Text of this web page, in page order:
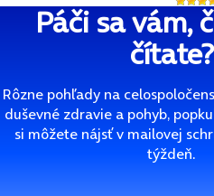
Páči sa vám,
čítate?
Rôzne pohľady na
duševné zdravie a pohyb,
si môžete nájsť v mailovej
týždeň.